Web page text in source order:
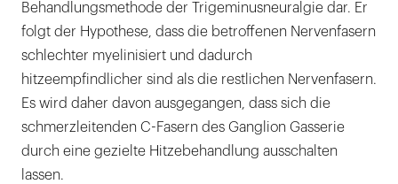
Behandlungsmethode der Trigeminusneuralgie dar. Er
folgt der Hypothese, dass die betroffenen Nervenfasern
schlechter myelinisiert und dadurch
hitzeempfindlicher sind als die restlichen Nervenfasern.
Es wird daher davon ausgegangen, dass sich die
schmerzleitenden C-Fasern des Ganglion Gasserie
durch eine gezielte Hitzebehandlung ausschalten
lassen.